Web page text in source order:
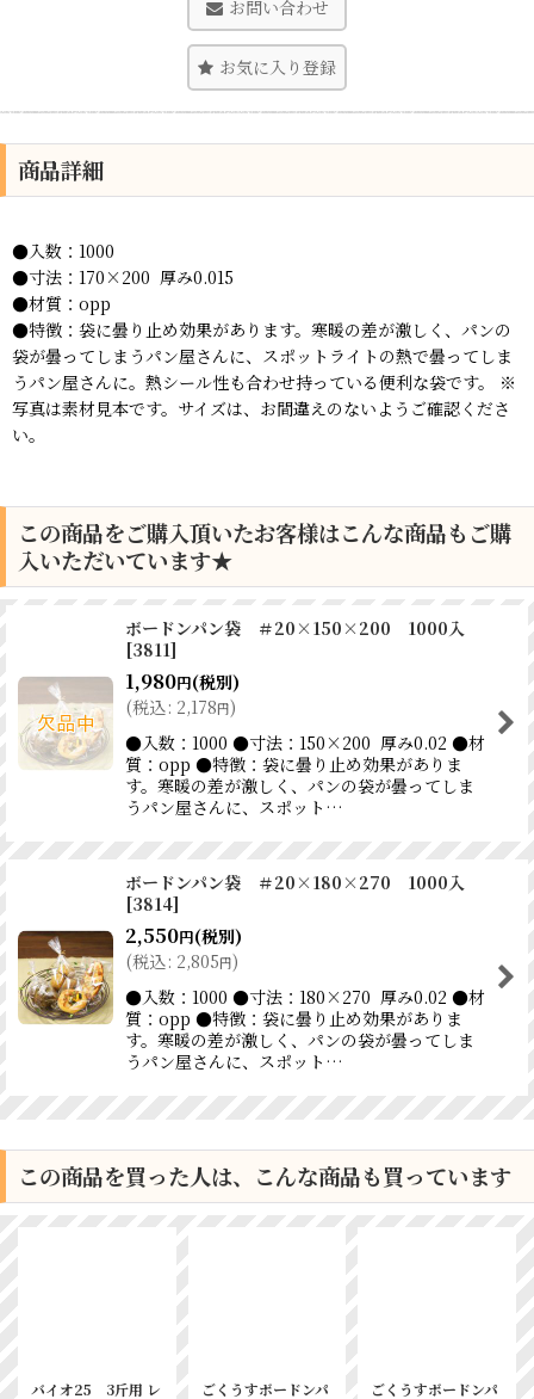
お問い合わせ
お気に入り登録
商品詳細
●入数：1000
●寸法：170×200 厚み0.015
●材質：opp
●特徴：袋に曇り止め効果があります。寒暖の差が激しく、パンの
袋が曇ってしまうパン屋さんに、スポットライトの熱で曇ってしま
うパン屋さんに。熱シール性も合わせ持っている便利な袋です。 ※
写真は素材見本です。サイズは、お間違えのないようご確認くださ
い。
この商品をご購入頂いたお客様はこんな商品もご購
入いただいています★
ボードンパン袋 ＃20×150×200 1000入
[3811]
1,980円(税別)
(税込: 2,178円)
●入数：1000 ●寸法：150×200 厚み0.02 ●材
質：opp ●特徴：袋に曇り止め効果がありま
す。寒暖の差が激しく、パンの袋が曇ってしま
うパン屋さんに、スポット…
ボードンパン袋 ＃20×180×270 1000入
[3814]
2,550円(税別)
(税込: 2,805円)
●入数：1000 ●寸法：180×270 厚み0.02 ●材
質：opp ●特徴：袋に曇り止め効果がありま
す。寒暖の差が激しく、パンの袋が曇ってしま
うパン屋さんに、スポット…
この商品を買った人は、こんな商品も買っています
ごくうすボードンパ
ごくうすボードンパ
ごくうすボードンパ